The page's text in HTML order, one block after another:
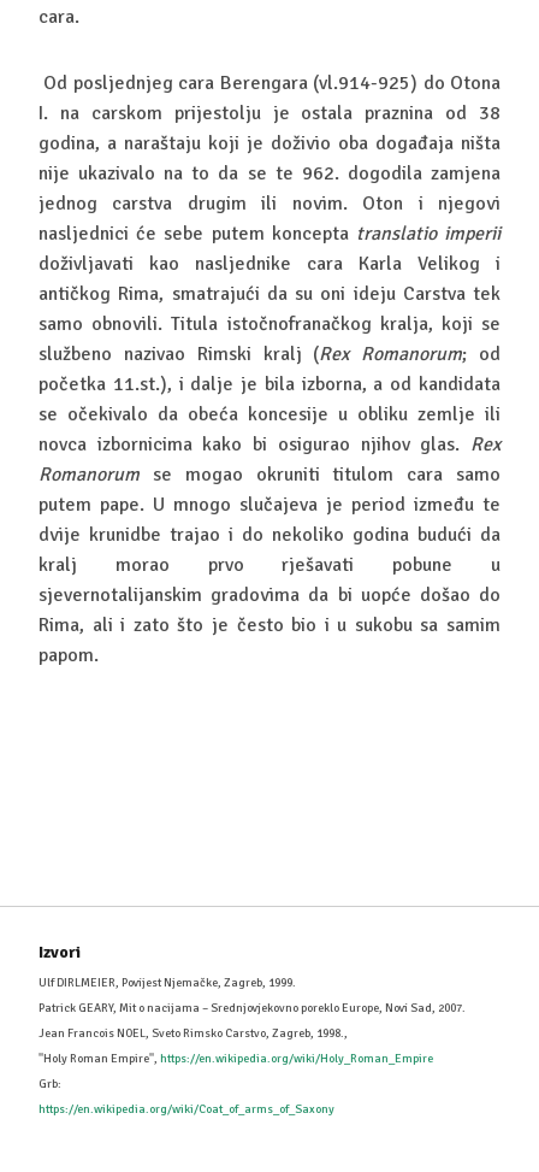
cara.
Od posljednjeg cara Berengara (vl.914-925) do Otona
I. na carskom prijestolju je ostala praznina od 38
godina, a naraštaju koji je doživio oba događaja ništa
nije ukazivalo na to da se te 962. dogodila zamjena
jednog carstva drugim ili novim. Oton i njegovi
nasljednici će sebe putem koncepta translatio imperii
doživljavati kao nasljednike cara Karla Velikog i
antičkog Rima, smatrajući da su oni ideju Carstva tek
samo obnovili. Titula istočnofranačkog kralja, koji se
službeno nazivao Rimski kralj (Rex Romanorum; od
početka 11.st.), i dalje je bila izborna, a od kandidata
se očekivalo da obeća koncesije u obliku zemlje ili
novca izbornicima kako bi osigurao njihov glas. Rex
Romanorum se mogao okruniti titulom cara samo
putem pape. U mnogo slučajeva je period između te
dvije krunidbe trajao i do nekoliko godina budući da
kralj morao prvo rješavati pobune u
sjevernotalijanskim gradovima da bi uopće došao do
Rima, ali i zato što je često bio i u sukobu sa samim
papom.
Izvori
Ulf DIRLMEIER, Povijest Njemačke, Zagreb, 1999.
Patrick GEARY, Mit o nacijama – Srednjovjekovno poreklo Europe, Novi Sad, 2007.
Jean Francois NOEL, Sveto Rimsko Carstvo, Zagreb, 1998.,
''Holy Roman Empire'', https://en.wikipedia.org/wiki/Holy_Roman_Empire
Grb:
https://en.wikipedia.org/wiki/Coat_of_arms_of_Saxony